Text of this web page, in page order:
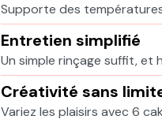
Supporte des
Entretien simplifié
Un simple rinçage suffit, et
Créativité sans
Variez les plaisirs avec 6